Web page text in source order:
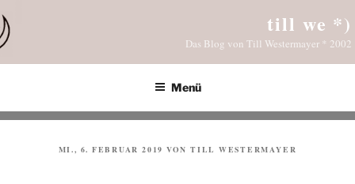
Inhalt
springen
till we *)
Das Blog von Till Westermayer * 2002
Menü
VERÖFFENTLICHT
MI., 6. FEBRUAR 2019 VON TILL WESTERMAYER